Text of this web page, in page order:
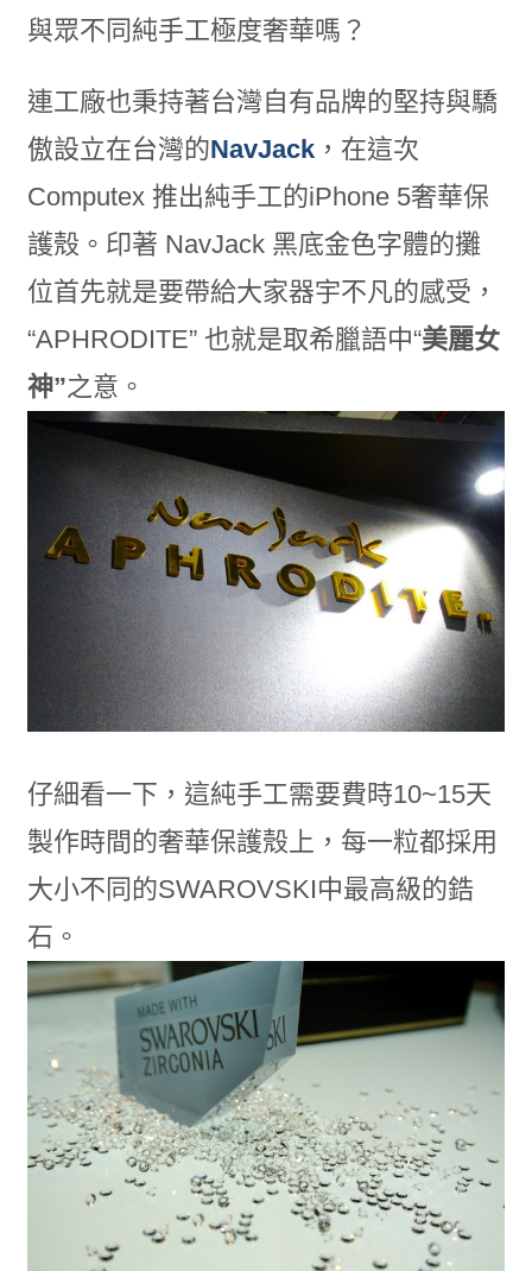
與眾不同純手工極度奢華嗎？
連工廠也秉持著台灣自有品牌的堅持與驕
傲設立在台灣的NavJack，在這次
Computex 推出純手工的iPhone 5奢華保
護殼。印著 NavJack 黑底金色字體的攤
位首先就是要帶給大家器宇不凡的感受，
“APHRODITE” 也就是取希臘語中“美麗女
神”之意。
仔細看一下，這純手工需要費時10~15天
製作時間的奢華保護殼上，每一粒都採用
大小不同的SWAROVSKI中最高級的鋯
石。